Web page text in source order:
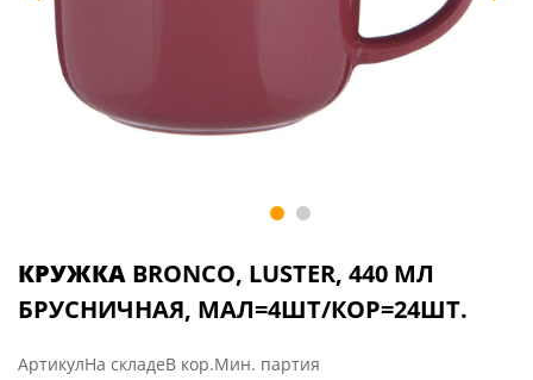
КРУЖКА BRONCO, LUSTER, 440 МЛ
БРУСНИЧНАЯ, МАЛ=4ШТ/КОР=24ШТ.
АртикулНа складеВ кор.Мин. партия